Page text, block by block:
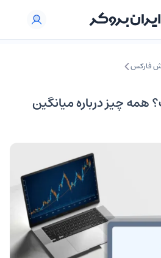
فارکس
چیز درباره میانگین